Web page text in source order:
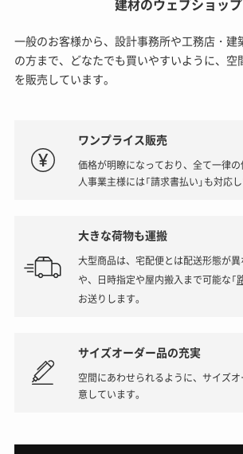
建材のウェブショップ
一般のお客様から、設計事務所や工務店・建
の方まで、どなたでも買いやすいように、空
を販売しています。
ワンプライス販売
価格が明瞭になっており、全て一律
人事業主様には「請求書払い」も対応し
大きな荷物も運搬
大型商品は、宅配便とは配送形態が異
や、日時指定や屋内搬入まで可能な「
お送りします。
サイズオーダー品の充実
空間にあわせられるように、サイズ
意しています。